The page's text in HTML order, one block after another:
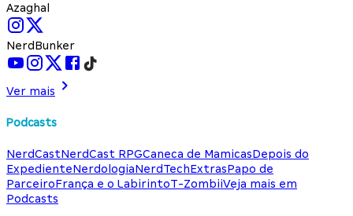
Azaghal
NerdBunker
Ver mais
Podcasts
NerdCastNerdCast RPGCaneca de MamicasDepois do
ExpedienteNerdologiaNerdTechExtrasPapo de
ParceiroFrança e o LabirintoT-ZombiiVeja mais em
Podcasts